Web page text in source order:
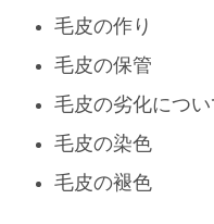
毛皮の作り
毛皮の保管
毛皮の劣化につい
毛皮の染色
毛皮の褪色